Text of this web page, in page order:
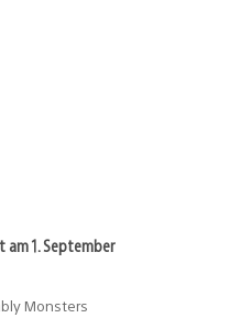
am 1. September
Monsters